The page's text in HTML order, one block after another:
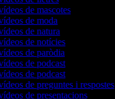
de mascotes
de moda
de natura
de notícies
de paròdia
de podcast
de podcast
de preguntes i respostes
de presentacions